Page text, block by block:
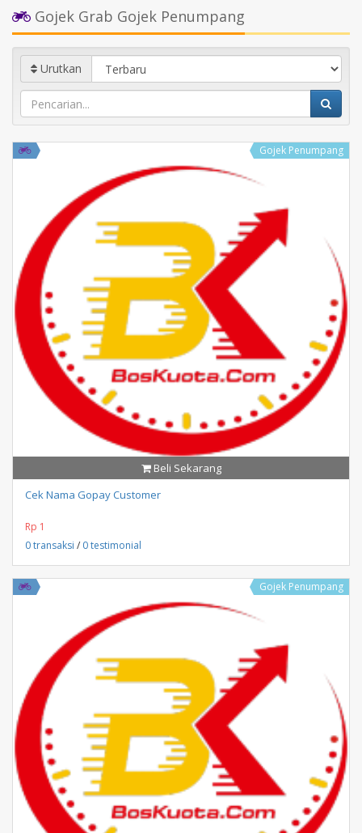
Gojek Grab Gojek Penumpang
Urutkan
Gojek Penumpang
Beli Sekarang
Cek Nama Gopay Customer
Rp 1
0 transaksi / 0 testimonial
Gojek Penumpang